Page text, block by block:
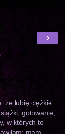
›
że lubię ciężkie
gotowanie,
w których to
mam